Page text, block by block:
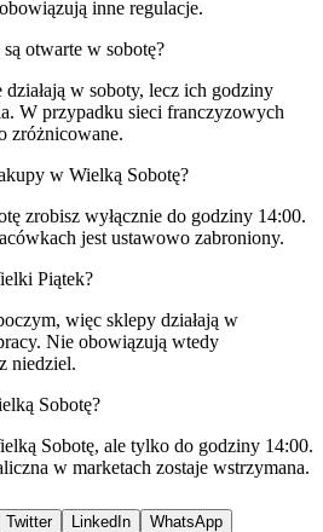
inne regulacje.
otwarte w sobotę?
działają w soboty, lecz ich godziny
W przypadku sieci franczyzowych
zróżnicowane.
w Wielką Sobotę?
zrobisz wyłącznie do godziny 14:00.
jest ustawowo zabroniony.
Piątek?
więc sklepy działają w
Nie obowiązują wtedy
niedziel.
Sobotę?
Sobotę, ale tylko do godziny 14:00.
w marketach zostaje wstrzymana.
Twitter LinkedIn WhatsApp